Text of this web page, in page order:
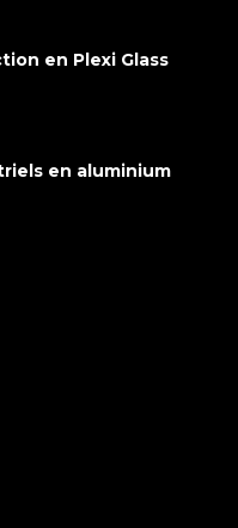
en Plexi Glass
en aluminium